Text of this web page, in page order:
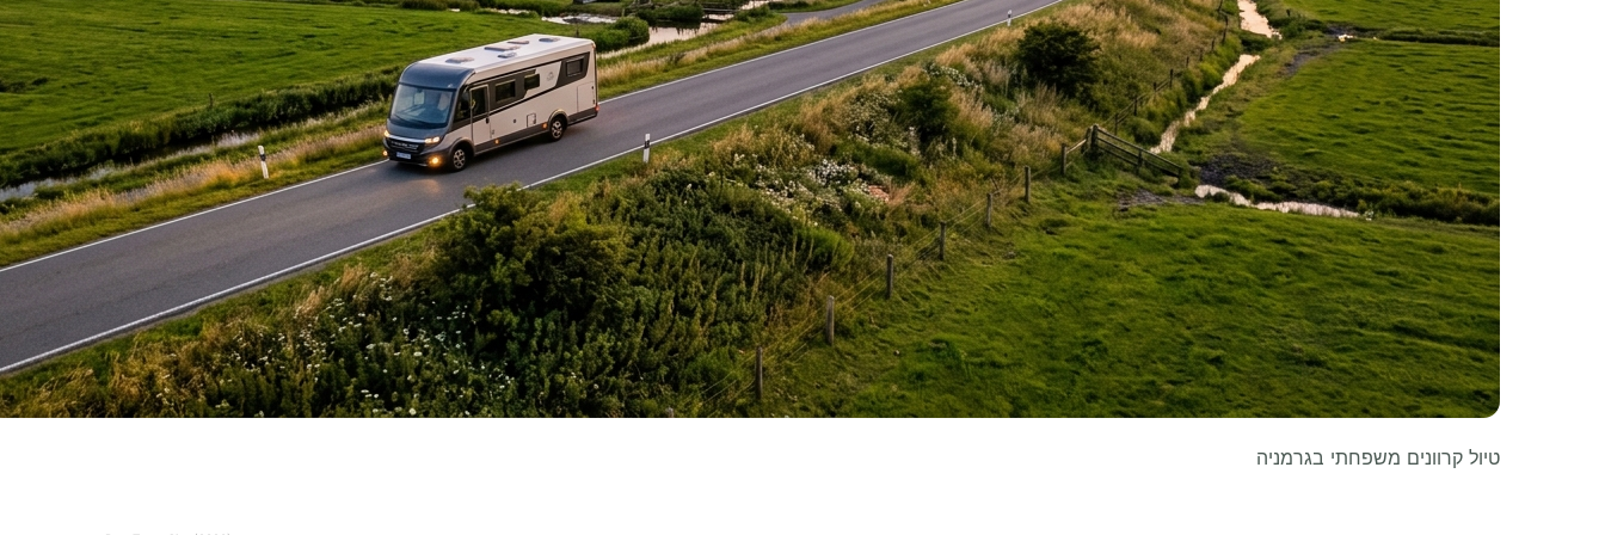
טיול קרוונים משפחתי בגרמניה